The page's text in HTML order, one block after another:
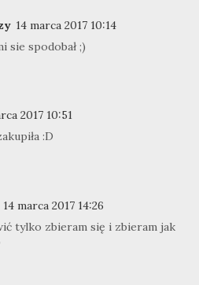
14 marca 2017 10:14
sie spodobał ;)
2017 10:51
:D
14 marca 2017 14:26
tylko zbieram się i zbieram jak